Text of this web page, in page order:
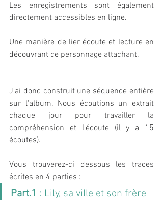
Les enregistrements sont également
directement accessibles en ligne.
Une manière de lier écoute et lecture en
découvrant ce personnage attachant.
J'ai donc construit une séquence entière
sur l'album. Nous écoutions un extrait
chaque jour pour travailler la
compréhension et l'écoute (il y a 15
écoutes).
Vous trouverez-ci dessous les traces
écrites en 4 parties :
Part.1 : Lily, sa ville et son frère